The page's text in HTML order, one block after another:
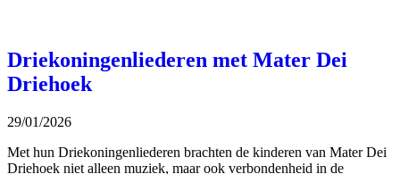
Driekoningenliederen met Mater Dei
Driehoek
29/01/2026
Met hun Driekoningenliederen brachten de kinderen van Mater Dei
Driehoek niet alleen muziek, maar ook verbondenheid in de